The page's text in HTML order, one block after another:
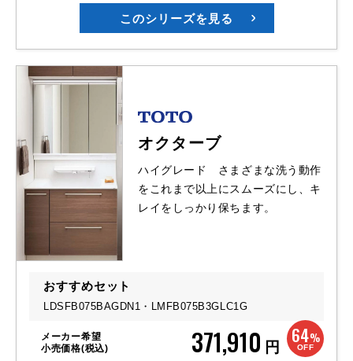
このシリーズを見る
オクターブ
ハイグレード さまざまな洗う動作
をこれまで以上にスムーズにし、キ
レイをしっかり保ちます。
おすすめセット
LDSFB075BAGDN1・ LMFB075B3GLC1G
メーカー希望
小売価格(税込)
371,910 円
64%
OFF